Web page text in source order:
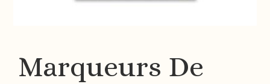
Marqueurs De